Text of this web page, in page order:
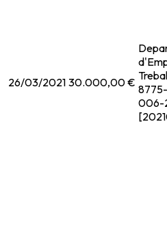
26/03/2021 30.000,00 €
006-